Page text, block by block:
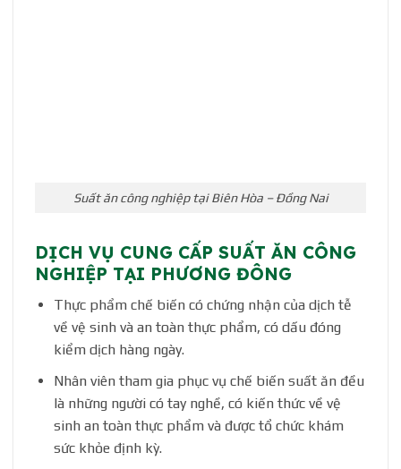
Suất ăn công nghiệp tại Biên Hòa – Đồng Nai
DỊCH VỤ CUNG CẤP SUẤT ĂN CÔNG
NGHIỆP TẠI PHƯƠNG ĐÔNG
Thực phẩm chế biến có chứng nhận của dịch tễ
về vệ sinh và an toàn thực phẩm, có dấu đóng
kiểm dịch hàng ngày.
Nhân viên tham gia phục vụ chế biến suất ăn đều
là những người có tay nghề, có kiến thức về vệ
sinh an toàn thực phẩm và được tổ chức khám
sức khỏe định kỳ.